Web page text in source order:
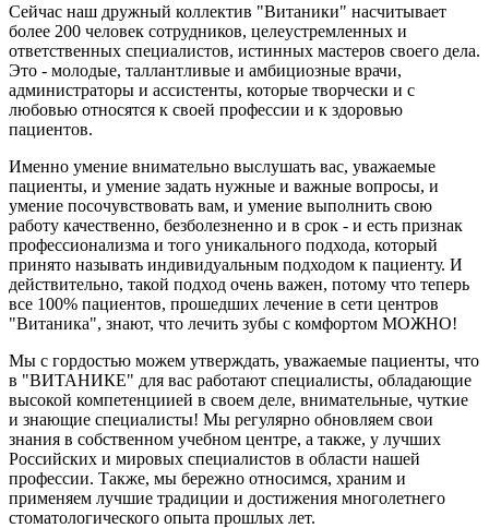
Сейчас наш дружный коллектив "Витаники" насчитывает
более 200 человек сотрудников, целеустремленных и
ответственных специалистов, истинных мастеров своего дела.
Это - молодые, таллантливые и амбициозные врачи,
администраторы и ассистенты, которые творчески и с
любовью относятся к своей профессии и к здоровью
пациентов.
Именно умение внимательно выслушать вас, уважаемые
пациенты, и умение задать нужные и важные вопросы, и
умение посочувствовать вам, и умение выполнить свою
работу качественно, безболезненно и в срок - и есть признак
профессионализма и того уникального подхода, который
принято называть индивидуальным подходом к пациенту. И
действительно, такой подход очень важен, потому что теперь
все 100% пациентов, прошедших лечение в сети центров
"Витаника", знают, что лечить зубы с комфортом МОЖНО!
Мы с гордостью можем утверждать, уважаемые пациенты, что
в "ВИТАНИКЕ" для вас работают специалисты, обладающие
высокой компетенциией в своем деле, внимательные, чуткие
и знающие специалисты! Мы регулярно обновляем свои
знания в собственном учебном центре, а также, у лучших
Российских и мировых специалистов в области нашей
профессии. Также, мы бережно относимся, храним и
применяем лучшие традиции и достижения многолетнего
стоматологического опыта прошлых лет.